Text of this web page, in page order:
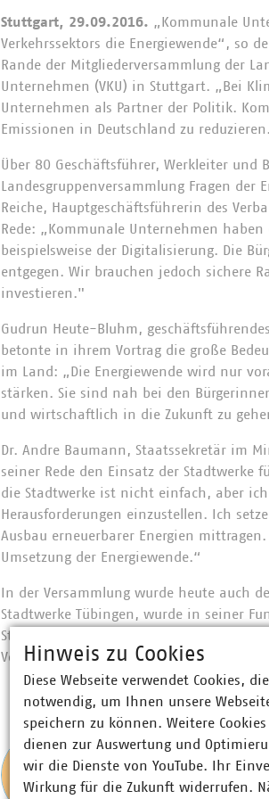
Stuttgart, 29.09.2016. „Kommunale
Verkehrssektors die Energiewende“, so
Rande der Mitgliederversammlung der
Unternehmen (VKU) in Stuttgart. „Bei
Unternehmen als Partner der Politik.
Emissionen in Deutschland zu
Über 80 Geschäftsführer, Werkleiter
Landesgruppenversammlung Fragen
Reiche, Hauptgeschäftsführerin des
Rede: „Kommunale Unternehmen
beispielsweise der Digitalisierung. Die
entgegen. Wir brauchen jedoch sichere
investieren."
Gudrun Heute-Bluhm,
betonte in ihrem Vortrag die große
im Land: „Die Energiewende wird nur
stärken. Sie sind nah bei den
und wirtschaftlich in die Zukunft zu
Dr. Andre Baumann, Staatssekretär im
seiner Rede den Einsatz der Stadtwerke
die Stadtwerke ist nicht einfach, aber
Herausforderungen einzustellen. Ich
Ausbau erneuerbarer Energien
Umsetzung der Energiewende.“
In der Versammlung wurde heute auch
Stadtwerke Tübingen, wurde in seiner
Stellvertreter sind Oberbürgermeister
Vorstandsmitglied von badenova in
Dr. Tobias
Geschäftsführer
+49 711 229317-70
Hinweis zu Cookies
Diese Webseite verwendet Cookies,
notwendig, um Ihnen unsere
speichern zu können. Weitere
dienen zur Auswertung und
wir die Dienste von YouTube. Ihr
Wirkung für die Zukunft widerrufen.